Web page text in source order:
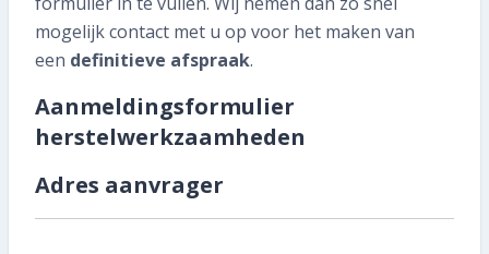
mogelijk contact met u op voor het maken van
een definitieve afspraak.
Aanmeldingsformulier
herstelwerkzaamheden
Adres aanvrager
Techniek brochures
Informatiebrochure
Historisch Bouwfragmentendepot
Veelgestelde vragen